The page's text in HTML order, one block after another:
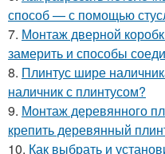
способ — с помощью
7. Монтаж дверной
замерить и способы
8. Плинтус шире
наличник с плинтусом?
9. Монтаж деревянного
крепить деревянный
10. Как выбрать и